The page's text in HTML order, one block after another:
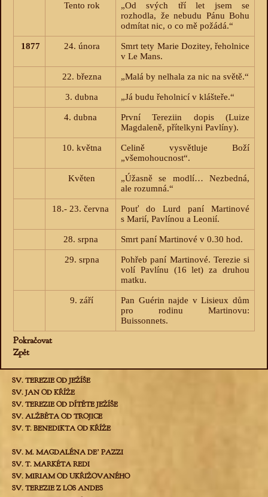
Tento rok
„Od svých tří let jsem se
rozhodla, že nebudu Pánu Bohu
odmítat nic, o co mě požádá.“
1877 24. února
Smrt tety Marie Dozitey, řeholnice
v Le Mans.
22. března „Malá by nelhala za nic na světě.“
3. dubna „Já budu řeholnicí v klášteře.“
4. dubna
První Tereziin dopis (Luize
Magdaleně, přítelkyni Pavlíny).
10. května
Celině vysvětluje Boží
„všemohoucnost“.
Květen
„Úžasně se modlí… Nezbedná,
ale rozumná.“
18.- 23. června
Pouť do Lurd paní Martinové
s Marií, Pavlínou a Leonií.
28. srpna Smrt paní Martinové v 0.30 hod.
29. srpna
Pohřeb paní Martinové. Terezie si
volí Pavlínu (16 let) za druhou
matku.
9. září
Pan Guérin najde v Lisieux dům
pro rodinu Martinovu:
Buissonnets.
Pokračovat
Zpět
SV. TEREZIE OD JEŽÍŠE
SV. JAN OD KŘÍŽE
SV. TEREZIE OD DÍTĚTE JEŽÍŠE
SV. ALŽBĚTA OD TROJICE
SV. T. BENEDIKTA OD KŘÍŽE
SV. M. MAGDALÉNA DEʼ PAZZI
SV. T. MARKÉTA REDI
SV. MIRIAM OD UKŘIŽOVANÉHO
SV. TEREZIE Z LOS ANDES